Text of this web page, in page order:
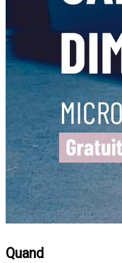
Quand